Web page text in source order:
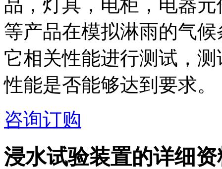
品，灯具，电柜，电器
等产品在模拟淋雨的气
它相关性能进行测试，
性能是否能够达到要求。
咨询订购
浸水试验装置的详细